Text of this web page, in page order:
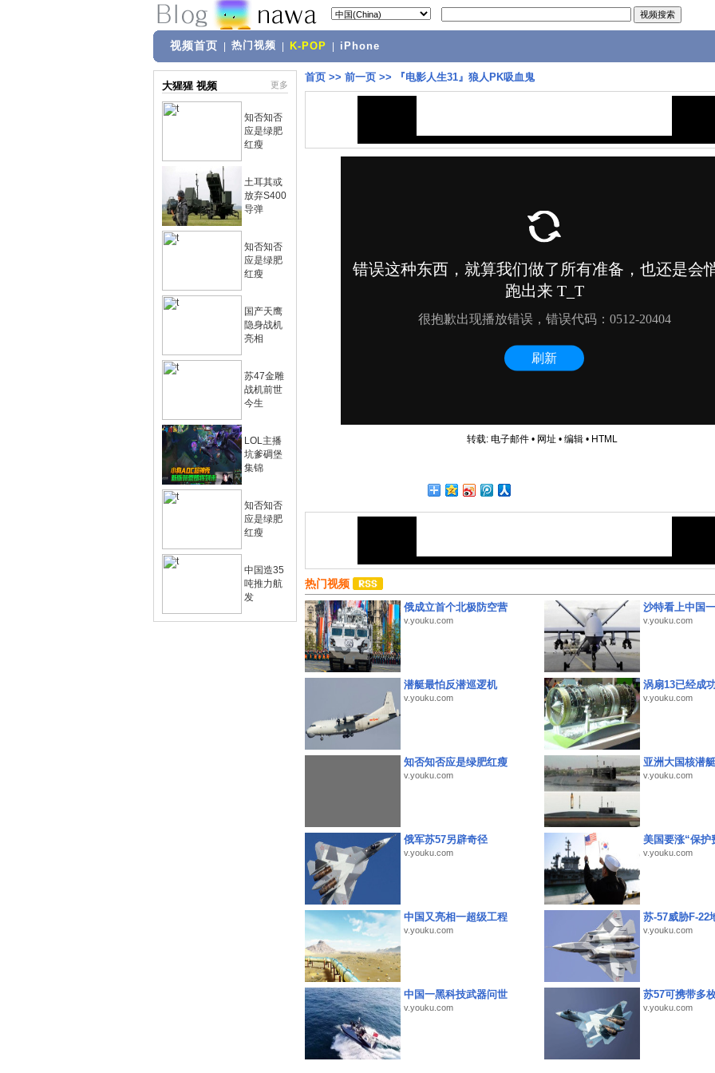
视频首页 热门视频 K-POP iPhone
大猩猩 视频 更多
知否知否
应是绿肥
红瘦
土耳其或
放弃S400
导弹
知否知否
应是绿肥
红瘦
国产天鹰
隐身战机
亮相
苏47金雕
战机前世
今生
LOL主播
坑爹碉堡
集锦
知否知否
应是绿肥
红瘦
中国造35
吨推力航
发
首页 >> 前一页 >> 『电影人生31』狼人PK吸血鬼
转载: 电子邮件• 网址 • 编辑• HTML
热门视频
俄成立首个北极防空营
v.youku.com
沙特看上中国
v.youku.com
潜艇最怕反潜巡逻机
v.youku.com
涡扇13已经成
v.youku.com
知否知否应是绿肥红瘦
v.youku.com
亚洲大国核潜
v.youku.com
俄军苏57另辟奇径
v.youku.com
美国要涨“保护
v.youku.com
中国又亮相一超级工程
v.youku.com
苏-57威胁F-22
v.youku.com
中国一黑科技武器问世
v.youku.com
苏57可携带多
v.youku.com